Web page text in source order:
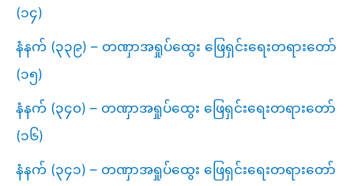
(၁၄)
နံနက် (၃၃၉) – တဏှာအရှုပ်ထွေး ဖြေရှင်းရေးတရားတော်
(၁၅)
နံနက် (၃၄၀) – တဏှာအရှုပ်ထွေး ဖြေရှင်းရေးတရားတော်
(၁၆)
နံနက် (၃၄၁) – တဏှာအရှုပ်ထွေး ဖြေရှင်းရေးတရားတော်